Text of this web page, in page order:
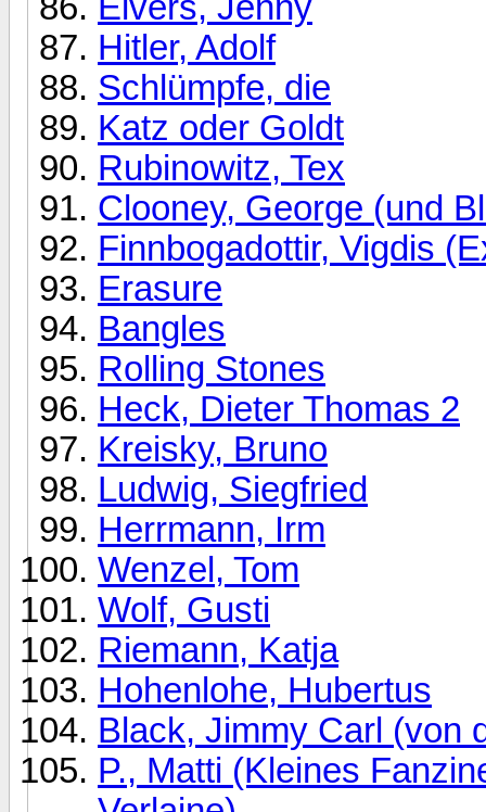
Hitler, Adolf
Schlümpfe, die
Katz oder Goldt
Rubinowitz, Tex
Clooney, George (und
Finnbogadottir, Vigdis
Erasure
Bangles
Rolling Stones
Heck, Dieter Thomas 2
Kreisky, Bruno
Ludwig, Siegfried
Herrmann, Irm
Wenzel, Tom
Wolf, Gusti
Riemann, Katja
Hohenlohe, Hubertus
Black, Jimmy Carl (von
P., Matti (Kleines